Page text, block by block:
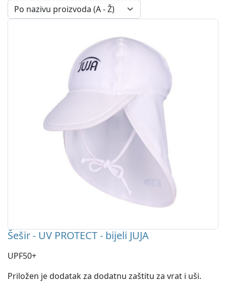
Šešir - UV PROTECT - bijeli JUJA
UPF50+
Priložen je dodatak za dodatnu zaštitu za vrat i uši.